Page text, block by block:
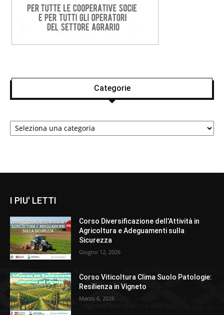
Categorie
Categorie
I PIU' LETTI
Corso Diversificazione dell’Attività in
Agricoltura e Adeguamenti sulla
Sicurezza
Giugno 12, 2026
Corso Viticoltura Clima Suolo Patologie:
Resilienza in Vigneto
Marzo 6, 2026